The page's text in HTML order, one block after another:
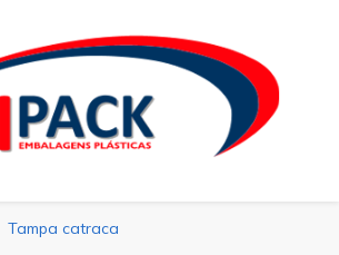
Tampa catraca